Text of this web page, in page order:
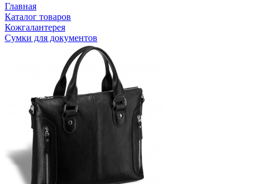
Главная
Каталог товаров
Кожгалантерея
Сумки для документов